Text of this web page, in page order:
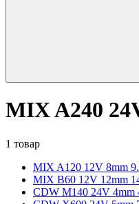
MIX A240
1 товар
MIX A120 12V 8mm
MIX B60 12V 12mm
CDW M140 24V 4mm